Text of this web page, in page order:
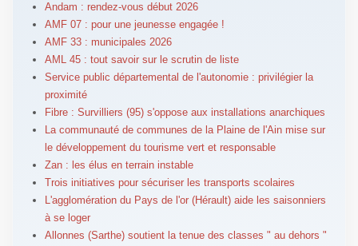
Andam : rendez-vous début 2026
AMF 07 : pour une jeunesse engagée !
AMF 33 : municipales 2026
AML 45 : tout savoir sur le scrutin de liste
Service public départemental de l'autonomie : privilégier la
proximité
Fibre : Survilliers (95) s'oppose aux installations anarchiques
La communauté de communes de la Plaine de l'Ain mise sur
le développement du tourisme vert et responsable
Zan : les élus en terrain instable
Trois initiatives pour sécuriser les transports scolaires
L'agglomération du Pays de l'or (Hérault) aide les saisonniers
à se loger
Allonnes (Sarthe) soutient la tenue des classes " au dehors "